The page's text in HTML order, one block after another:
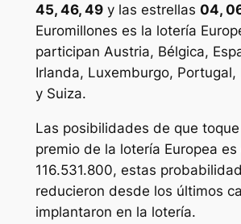
45, 46, 49y las estrellas 04,
Euromillones es la lotería
participan Austria, Bélgica,
Irlanda, Luxemburgo, Portugal,
y Suiza.
Las posibilidades de que
premio de la lotería Europea es
116.531.800, estas
reducieron desde los últimos
implantaron en la lotería.